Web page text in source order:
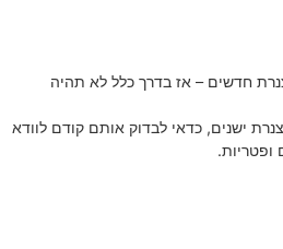
חדשים – אז בדרך כלל לא תהיה
ישנים, כדאי לבדוק אותם קודם לוודא
ופטריות.